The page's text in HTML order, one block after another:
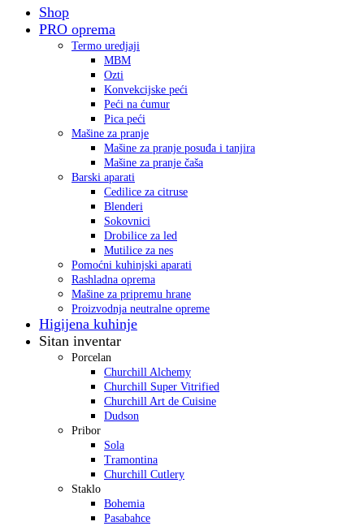
Shop
PRO oprema
Termo uredjaji
MBM
Ozti
Konvekcijske peći
Peći na ćumur
Pica peći
Mašine za pranje
Mašine za pranje posuđa i tanjira
Mašine za pranje čaša
Barski aparati
Cedilice za citruse
Blenderi
Sokovnici
Drobilice za led
Mutilice za nes
Pomoćni kuhinjski aparati
Rashladna oprema
Mašine za pripremu hrane
Proizvodnja neutralne opreme
Higijena kuhinje
Sitan inventar
Porcelan
Churchill Alchemy
Churchill Super Vitrified
Churchill Art de Cuisine
Dudson
Pribor
Sola
Tramontina
Churchill Cutlery
Staklo
Bohemia
Pasabahce